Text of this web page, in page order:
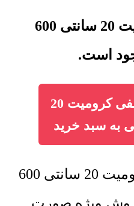
فوم سقفی کرومیت 20 سانتی 600
است.
افزودن فوم سقفی کرومیت 20
خرید فوم سقفی کرومیت 20 سانتی 600